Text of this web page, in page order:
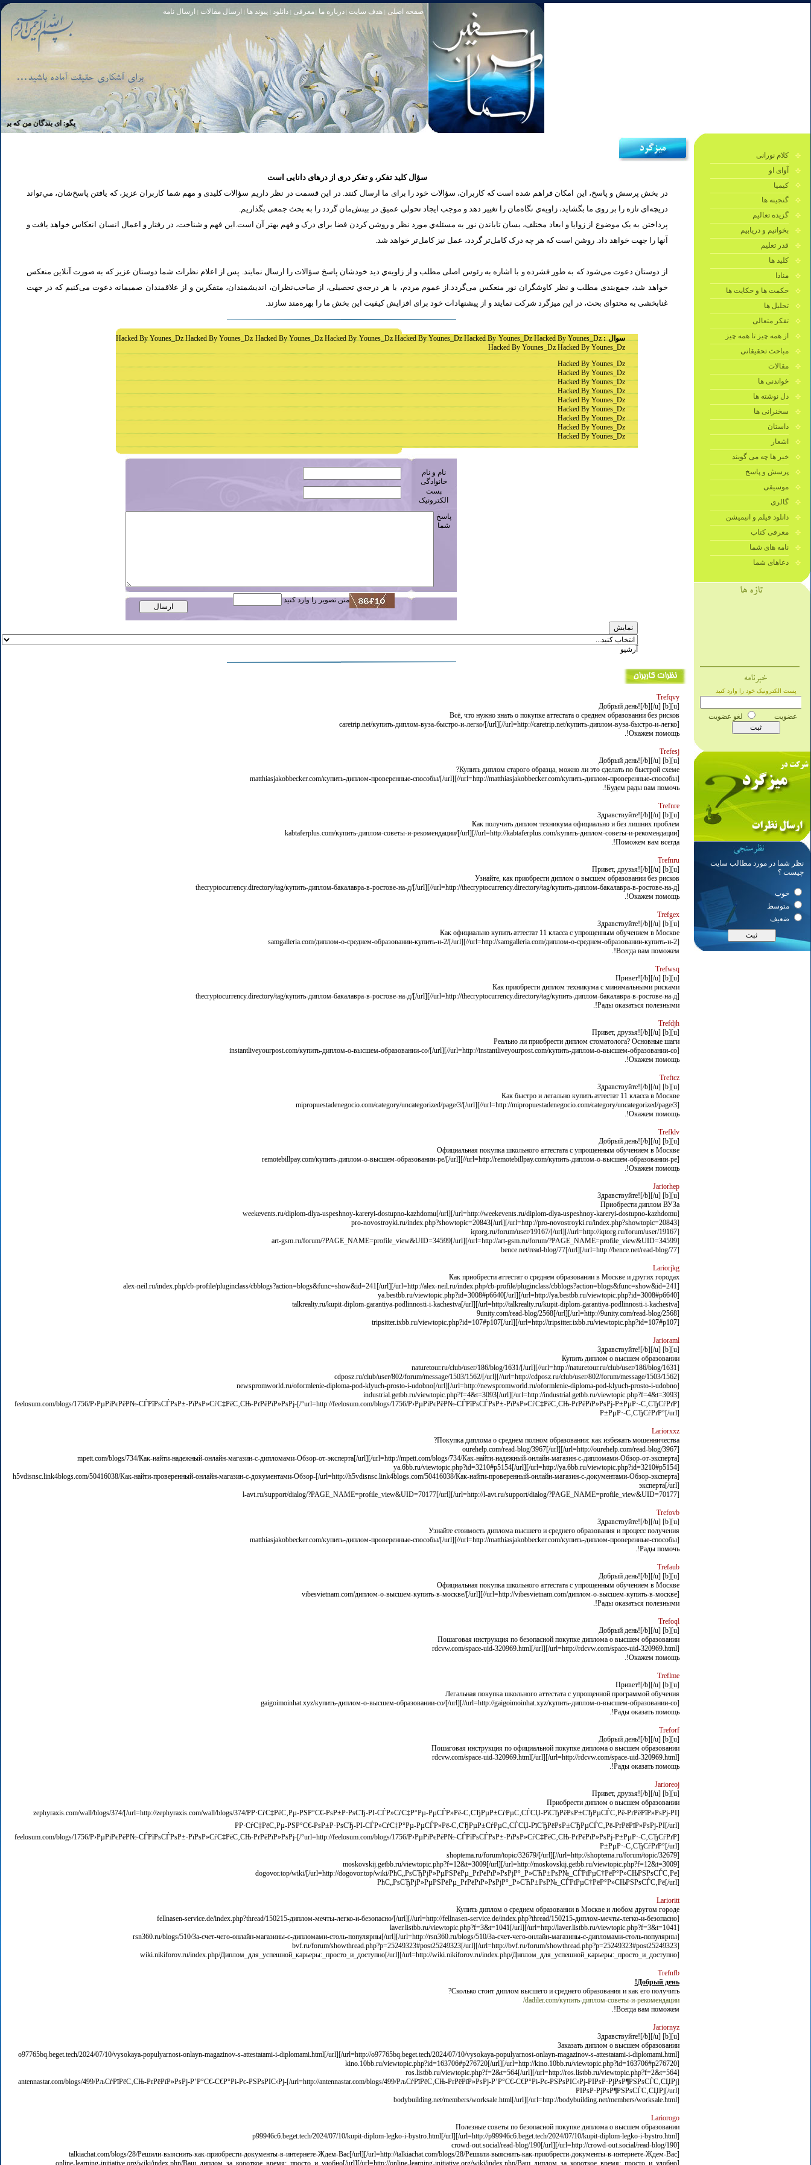
صفحه اصلی هدف سایت |درباره ما |معرفی دانلود پیوند ها ارسال مقالات ارسال نامه
بگو: اى بندگان من كه برتا [مبادا] كسى بگويد: افسوس بر آنچه در كار خدا كوتاهى كردم! و حقّا كه من از ريشخند كنندگان بودم. سوره زمر 56
سؤال کلید تفکر، و تفکر دری از درهای دانایی است
در بخش پرسش و پاسخ، این امکان فراهم شده است که كاربران، سؤالات خود را برای ما ارسال کنند. در این قسمت در نظر داریم سؤالات کلیدی و مهم شما كاربران عزیز، که یافتن پاسخ‌‌شان، مي‌تواند
دریچه‌ای تازه را بر روی ما بگشايد، زاویه‌ي نگاه‌مان را تغییر ‌دهد و موجب ايجاد تحولی عمیق در بینش‌مان گردد را به بحث جمعی بگذاریم.
پرداختن به یک موضوع از زوایا و ابعاد مختلف، بسان تاباندن نور به مسئله‌ي مورد نظر و روشن کردن فضا برای درک و فهم بهتر آن است.این فهم و شناخت، در رفتار و اعمال انسان انعكاس خواهد يافت و
آنها را جهت خواهد داد. روشن است كه هر چه درک‌ کامل‌تر گردد، عمل‌ نیز کامل‌تر خواهد شد.
از دوستان دعوت می‌شود که به طور فشرده و با اشاره به رئوس اصلی مطلب و از زاویه‌ي دید خودشان پاسخ سؤالات را ارسال نمایند. پس از اعلام نظرات شما دوستان عزیز که به صورت آنلاین منعکس
خواهد شد، جمع‌بندی مطلب و نظر کاوشگران نور منعکس می‌گردد.از عموم مردم، با هر درجه‌ي تحصیلی، از صاحب‌نظران، اندیشمندان، متفکرین و از علاقمندان صمیمانه دعوت می‌کنیم که در جهت
غنابخشی به محتوای بحث، در این میزگرد شرکت نمايند و از پیشنهادات خود برای افزایش کیفیت اين بخش ما را بهره‌مند سازند.
سوال : Hacked By Younes_Dz Hacked By Younes_Dz Hacked By Younes_Dz Hacked By Younes_Dz Hacked By Younes_Dz Hacked By Younes_Dz Hacked By Younes_Dz
Hacked By Younes_Dz Hacked By Younes_Dz
Hacked By Younes_Dz
Hacked By Younes_Dz
Hacked By Younes_Dz
Hacked By Younes_Dz
Hacked By Younes_Dz
Hacked By Younes_Dz
Hacked By Younes_Dz
Hacked By Younes_Dz
Hacked By Younes_Dz
نام و نام
خانوادگی
پست
الکترونیک
پاسخ
شما
متن تصویر را وارد کنید
آرشیو
Trefqvy
[u][b] Добрый день![/b][/u]
Всё, что нужно знать о покупке аттестата о среднем образовании без рисков
[url=http://caretrip.net/купить-диплом-вуза-быстро-и-легко//]caretrip.net/купить-диплом-вуза-быстро-и-легко/[/url]
Окажем помощь!.
Trefesj
[u][b] Добрый день![/b][/u]
Купить диплом старого образца, можно ли это сделать по быстрой схеме?
[url=http://matthiasjakobbecker.com/купить-диплом-проверенные-способы//]matthiasjakobbecker.com/купить-диплом-проверенные-способы/[/url]
Будем рады вам помочь!.
Trefnre
[u][b] Здравствуйте![/b][/u]
Как получить диплом техникума официально и без лишних проблем
[url=http://kabtaferplus.com/купить-диплом-советы-и-рекомендации//]kabtaferplus.com/купить-диплом-советы-и-рекомендации/[/url]
Поможем вам всегда!.
Trefnru
[u][b] Привет, друзья![/b][/u]
Узнайте, как приобрести диплом о высшем образовании без рисков
[url=http://thecryptocurrency.directory/tag/купить-диплом-бакалавра-в-ростове-на-д//]thecryptocurrency.directory/tag/купить-диплом-бакалавра-в-ростове-на-д/[/url]
Окажем помощь!.
Trefgex
[u][b] Здравствуйте![/b][/u]
Как официально купить аттестат 11 класса с упрощенным обучением в Москве
[url=http://samgalleria.com/диплом-о-среднем-образовании-купить-н-2//]samgalleria.com/диплом-о-среднем-образовании-купить-н-2/[/url]
Всегда вам поможем!.
Trefwsq
[u][b] Привет![/b][/u]
Как приобрести диплом техникума с минимальными рисками
[url=http://thecryptocurrency.directory/tag/купить-диплом-бакалавра-в-ростове-на-д//]thecryptocurrency.directory/tag/купить-диплом-бакалавра-в-ростове-на-д/[/url]
Рады оказаться полезными!.
Trefdjh
[u][b] Привет, друзья![/b][/u]
Реально ли приобрести диплом стоматолога? Основные шаги
[url=http://instantliveyourpost.com/купить-диплом-о-высшем-образовании-со//]instantliveyourpost.com/купить-диплом-о-высшем-образовании-со/[/url]
Окажем помощь!.
Treftcz
[u][b] Здравствуйте![/b][/u]
Как быстро и легально купить аттестат 11 класса в Москве
[url=http://mipropuestadenegocio.com/category/uncategorized/page/3//]mipropuestadenegocio.com/category/uncategorized/page/3/[/url]
Окажем помощь!.
Trefklv
[u][b] Добрый день![/b][/u]
Официальная покупка школьного аттестата с упрощенным обучением в Москве
[url=http://remotebillpay.com/купить-диплом-о-высшем-образовании-ре//]remotebillpay.com/купить-диплом-о-высшем-образовании-ре/[/url]
Окажем помощь!.
Jariorhep
[u][b] Здравствуйте![/b][/u]
Приобрести диплом ВУЗа
[url=http://weekevents.ru/diplom-dlya-uspeshnoy-kareryi-dostupno-kazhdomu/]weekevents.ru/diplom-dlya-uspeshnoy-kareryi-dostupno-kazhdomu[/url]
[url=http://pro-novostroyki.ru/index.php?showtopic=20843/]pro-novostroyki.ru/index.php?showtopic=20843[/url]
[url=http://iqtorg.ru/forum/user/19167//]iqtorg.ru/forum/user/19167/[/url]
[url=http://art-gsm.ru/forum/?PAGE_NAME=profile_view&UID=34599/]art-gsm.ru/forum/?PAGE_NAME=profile_view&UID=34599[/url]
[url=http://bence.net/read-blog/77/]bence.net/read-blog/77[/url]
Lariorjkg
Как приобрести аттестат о среднем образовании в Москве и других городах
[url=http://alex-neil.ru/index.php/cb-profile/pluginclass/cbblogs?action=blogs&func=show&id=241/]alex-neil.ru/index.php/cb-profile/pluginclass/cbblogs?action=blogs&func=show&id=241[/url]
[url=http://ya.bestbb.ru/viewtopic.php?id=3008#p6640/]ya.bestbb.ru/viewtopic.php?id=3008#p6640[/url]
[url=http://talkrealty.ru/kupit-diplom-garantiya-podlinnosti-i-kachestva/]talkrealty.ru/kupit-diplom-garantiya-podlinnosti-i-kachestva[/url]
[url=http://9unity.com/read-blog/2568/]9unity.com/read-blog/2568[/url]
[url=http://tripsitter.ixbb.ru/viewtopic.php?id=107#p107/]tripsitter.ixbb.ru/viewtopic.php?id=107#p107[/url]
Jarioraml
[u][b] Здравствуйте![/b][/u]
Купить диплом о высшем образовании
[url=http://naturetour.ru/club/user/186/blog/1631//]naturetour.ru/club/user/186/blog/1631/[/url]
[url=http://cdposz.ru/club/user/802/forum/message/1503/1562//]cdposz.ru/club/user/802/forum/message/1503/1562/[/url]
[url=http://newspromworld.ru/oformlenie-diploma-pod-klyuch-prosto-i-udobno/]newspromworld.ru/oformlenie-diploma-pod-klyuch-prosto-i-udobno[/url]
[url=http://industrial.getbb.ru/viewtopic.php?f=4&t=3093/]industrial.getbb.ru/viewtopic.php?f=4&t=3093[/url]
[url=http://feelosum.com/blogs/1756/Р›РµРіРєРёР№-СЃРїРѕСЃРѕР±-РїРѕР»СѓС‡РёС‚СЊ-РґРёРїР»РѕРј-Р±РµР·-С‚СЂСѓРґР°/]feelosum.com/blogs/1756/Р›РµРіРєРёР№-СЃРїРѕСЃРѕР±-РїРѕР»СѓС‡РёС‚СЊ-РґРёРїР»РѕРј-
Р±РµР·-С‚СЂСѓРґР°[/url]
Lariorxxz
Покупка диплома о среднем полном образовании: как избежать мошенничества?
[url=http://ourehelp.com/read-blog/3967/]ourehelp.com/read-blog/3967[/url]
[url=http://mpett.com/blogs/734/Как-найти-надежный-онлайн-магазин-с-дипломами-Обзор-от-эксперта/]mpett.com/blogs/734/Как-найти-надежный-онлайн-магазин-с-дипломами-Обзор-от-эксперта[/url]
[url=http://ya.6bb.ru/viewtopic.php?id=3210#p5154/]ya.6bb.ru/viewtopic.php?id=3210#p5154[/url]
[url=http://h5vdisnsc.link4blogs.com/50416038/Как-найти-проверенный-онлайн-магазин-с-документами-Обзор-эксперта/]h5vdisnsc.link4blogs.com/50416038/Как-найти-проверенный-онлайн-магазин-с-документами-Обзор-
эксперта[/url]
[url=http://l-avt.ru/support/dialog/?PAGE_NAME=profile_view&UID=70177/]l-avt.ru/support/dialog/?PAGE_NAME=profile_view&UID=70177[/url]
Trefovb
[u][b] Здравствуйте![/b][/u]
Узнайте стоимость диплома высшего и среднего образования и процесс получения
[url=http://matthiasjakobbecker.com/купить-диплом-проверенные-способы//]matthiasjakobbecker.com/купить-диплом-проверенные-способы/[/url]
Рады помочь!.
Trefaub
[u][b] Добрый день![/b][/u]
Официальная покупка школьного аттестата с упрощенным обучением в Москве
[url=http://vibesvietnam.com/диплом-о-высшем-купить-в-москве//]vibesvietnam.com/диплом-о-высшем-купить-в-москве/[/url]
Рады оказаться полезными!.
Trefoql
[u][b] Добрый день![/b][/u]
Пошаговая инструкция по безопасной покупке диплома о высшем образовании
[url=http://rdcvw.com/space-uid-320969.html/]rdcvw.com/space-uid-320969.html[/url]
Окажем помощь!.
Treflme
[u][b] Привет![/b][/u]
Легальная покупка школьного аттестата с упрощенной программой обучения
[url=http://gaigoimoinhat.xyz/купить-диплом-о-высшем-образовании-со//]gaigoimoinhat.xyz/купить-диплом-о-высшем-образовании-со/[/url]
Рады оказать помощь!.
Treforf
[u][b] Добрый день![/b][/u]
Пошаговая инструкция по официальной покупке диплома о высшем образовании
[url=http://rdcvw.com/space-uid-320969.html/]rdcvw.com/space-uid-320969.html[/url]
Рады оказать помощь!.
Jarioreoj
[u][b] Привет, друзья![/b][/u]
Приобрести диплом о высшем образовании
[url=http://zephyraxis.com/wall/blogs/374/РР·СѓС‡РёС‚Рµ-РЅР°С€-РѕР±Р·РѕСЂ-РІ-СЃР»СѓС‡Р°Рµ-РµСЃР»Рё-С‚СЂРµР±СѓРµС‚СЃСЏ-РїСЂРёРѕР±СЂРµСЃС‚Рё-РґРёРїР»РѕРј-РІ/]zephyraxis.com/wall/blogs/374/
РР·СѓС‡РёС‚Рµ-РЅР°С€-РѕР±Р·РѕСЂ-РІ-СЃР»СѓС‡Р°Рµ-РµСЃР»Рё-С‚СЂРµР±СѓРµС‚СЃСЏ-РїСЂРёРѕР±СЂРµСЃС‚Рё-РґРёРїР»РѕРј-РІ[/url]
[url=http://feelosum.com/blogs/1756/Р›РµРіРєРёР№-СЃРїРѕСЃРѕР±-РїРѕР»СѓС‡РёС‚СЊ-РґРёРїР»РѕРј-Р±РµР·-С‚СЂСѓРґР°/]feelosum.com/blogs/1756/Р›РµРіРєРёР№-СЃРїРѕСЃРѕР±-РїРѕР»СѓС‡РёС‚СЊ-РґРёРїР»РѕРј-
Р±РµР·-С‚СЂСѓРґР°[/url]
[url=http://shoptema.ru/forum/topic/32679//]shoptema.ru/forum/topic/32679/[/url]
[url=http://moskovskij.getbb.ru/viewtopic.php?f=12&t=3009/]moskovskij.getbb.ru/viewtopic.php?f=12&t=3009[/url]
[url=http://dogovor.top/wiki/РћС„РѕСЂРјР»РµРЅРёРµ_РґРёРїР»РѕРјР°_Р»СЋР±РѕР№_СЃРїРµС†РёР°Р»СЊРЅРѕСЃС‚Рё/]dogovor.top/wiki/
РћС„РѕСЂРјР»РµРЅРёРµ_РґРёРїР»РѕРјР°_Р»СЋР±РѕР№_СЃРїРµС†РёР°Р»СЊРЅРѕСЃС‚Рё[/url]
Larioritt
Купить диплом о среднем образовании в Москве и любом другом городе
[url=http://fellnasen-service.de/index.php?thread/150215-диплом-мечты-легко-и-безопасно//]fellnasen-service.de/index.php?thread/150215-диплом-мечты-легко-и-безопасно/[/url]
[url=http://laver.listbb.ru/viewtopic.php?f=3&t=1041/]laver.listbb.ru/viewtopic.php?f=3&t=1041[/url]
[url=http://rsn360.ru/blogs/510/За-счет-чего-онлайн-магазины-с-дипломами-столь-популярны/]rsn360.ru/blogs/510/За-счет-чего-онлайн-магазины-с-дипломами-столь-популярны[/url]
[url=http://bvf.ru/forum/showthread.php?p=25249323#post25249323/]bvf.ru/forum/showthread.php?p=25249323#post25249323[/url]
[url=http://wiki.nikiforov.ru/index.php/Диплом_для_успешной_карьеры:_просто_и_доступно/]wiki.nikiforov.ru/index.php/Диплом_для_успешной_карьеры:_просто_и_доступно[/url]
Trefnfb
Добрый день!
Сколько стоит диплом высшего и среднего образования и как его получить?
dadiler.com/купить-диплом-советы-и-рекомендации/
Всегда вам поможем!.
Jariornyz
[u][b] Здравствуйте![/b][/u]
Заказать диплом о высшем образовании
[url=http://o97765bq.beget.tech/2024/07/10/vysokaya-populyarnost-onlayn-magazinov-s-attestatami-i-diplomami.html/]o97765bq.beget.tech/2024/07/10/vysokaya-populyarnost-onlayn-magazinov-s-attestatami-i-diplomami.html[/url]
[url=http://kino.10bb.ru/viewtopic.php?id=163706#p276720/]kino.10bb.ru/viewtopic.php?id=163706#p276720[/url]
[url=http://ros.listbb.ru/viewtopic.php?f=2&t=564/]ros.listbb.ru/viewtopic.php?f=2&t=564[/url]
[url=http://antennastar.com/blogs/499/РљСѓРїРёС‚СЊ-РґРёРїР»РѕРј-Р’Р°С€-С€Р°Рі-Рє-РЅРѕРІС‹Рј-РІРѕР·РјРѕР¶РЅРѕСЃС‚СЏРј/]antennastar.com/blogs/499/РљСѓРїРёС‚СЊ-РґРёРїР»РѕРј-Р’Р°С€-С€Р°Рі-Рє-РЅРѕРІС‹Рј-
РІРѕР·РјРѕР¶РЅРѕСЃС‚СЏРј[/url]
[url=http://bodybuilding.net/members/worksale.html/]bodybuilding.net/members/worksale.html[/url]
Lariorogo
Полезные советы по безопасной покупке диплома о высшем образовании
[url=http://p99946c6.beget.tech/2024/07/10/kupit-diplom-legko-i-bystro.html/]p99946c6.beget.tech/2024/07/10/kupit-diplom-legko-i-bystro.html[/url]
[url=http://crowd-out.social/read-blog/190/]crowd-out.social/read-blog/190[/url]
[url=http://talkiachat.com/blogs/28/Решили-выяснить-как-приобрести-документы-в-интернете-Ждем-Вас/]talkiachat.com/blogs/28/Решили-выяснить-как-приобрести-документы-в-интернете-Ждем-Вас[/url]
[url=http://online-learning-initiative.org/wiki/index.php/Ваш_диплом_за_короткое_время:_просто_и_удобно/]online-learning-initiative.org/wiki/index.php/Ваш_диплом_за_короткое_время:_просто_и_удобно[/url]
کلام نورانی
آوای او
کیمیا
گنجینه ها
گزیده تعالیم
بخوانیم و دریابیم
قدر تعلیم
کلید ها
منادا
حکمت ها و حکایت ها
تحلیل ها
تفکر متعالی
از همه چیز تا همه چیز
مباحث تحقیقاتی
مقالات
خواندنی ها
دل نوشته ها
سخنرانی ها
داستان
اشعار
خبر ها چه می گویند
پرسش و پاسخ
موسیقی
گالری
دانلود فیلم و انیمیشن
معرفی کتاب
نامه های شما
دعاهای شما
نظر شما در مورد مطالب سایت
چیست ؟
خوب
متوسط
ضعیف